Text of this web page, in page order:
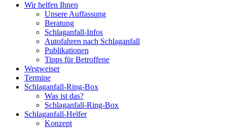
Wir helfen Ihnen
Unsere Auffassung
Beratung
Schlaganfall-Infos
Autofahren nach Schlaganfall
Publikationen
Tipps für Betroffene
Wegweiser
Termine
Schlaganfall-Ring-Box
Was ist das?
Schlaganfall-Ring-Box
Schlaganfall-Helfer
Konzept